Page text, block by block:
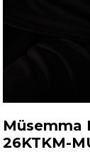
Müsemma
26KTKM-